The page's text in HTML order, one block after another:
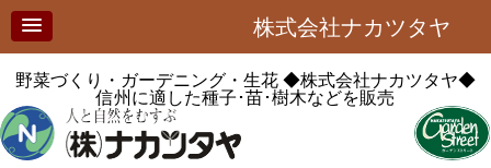
株式会社ナカツタヤ
野菜づくり・ガーデニング・生花◆株式会社ナカツタヤ◆
信州に適した種子･苗･樹木などを販売